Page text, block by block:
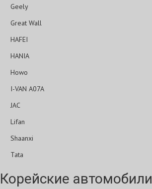
Geely
Great Wall
HAFEI
HANIA
Howo
I-VAN A07A
JAC
Lifan
Shaanxi
Tata
Корейские автомобили